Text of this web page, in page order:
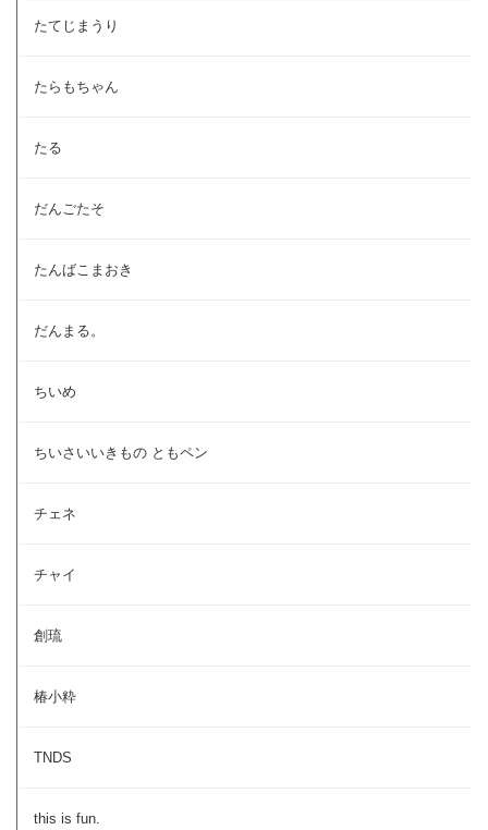
たてじまうり
たらもちゃん
たる
だんごたそ
たんばこまおき
だんまる。
ちいめ
ちいさいいきもの ともペン
チェネ
チャイ
創琉
椿小粋
TNDS
this is fun.